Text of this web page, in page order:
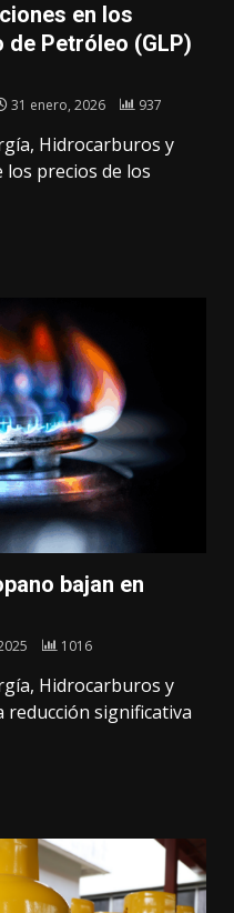
en los
de Petróleo (GLP)
31 enero, 2026 937
Hidrocarburos y
los precios de los
bajan en
1016
Hidrocarburos y
reducción significativa